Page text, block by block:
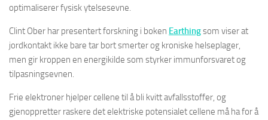
optimaliserer fysisk ytelsesevne.
Clint Ober har presentert forskning i boken Earthingsom viser at
jordkontakt ikke bare tar bort smerter og kroniske helseplager,
men gir kroppen en energikilde som styrker immunforsvaret og
tilpasningsevnen.
Frie elektroner hjelper cellene til å bli kvitt avfallsstoffer, og
gjenoppretter raskere det elektriske potensialet cellene må ha for å